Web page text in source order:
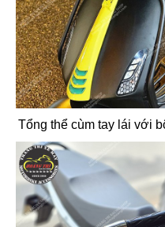
Tổng thể cùm tay lái với